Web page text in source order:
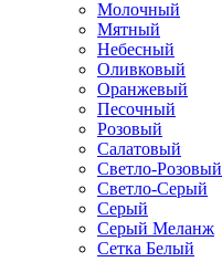
Молочный
Мятный
Небесный
Оливковый
Оранжевый
Песочный
Розовый
Салатовый
Светло-Розовый
Светло-Серый
Серый
Серый Меланж
Сетка Белый